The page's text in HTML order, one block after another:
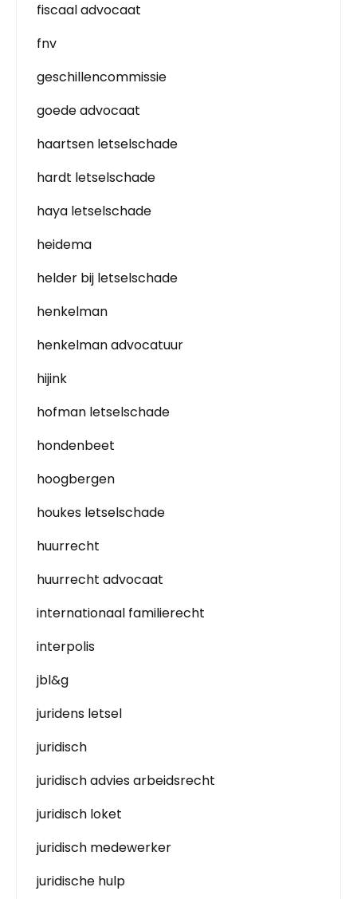
fiscaal advocaat
fnv
geschillencommissie
goede advocaat
haartsen letselschade
hardt letselschade
haya letselschade
heidema
helder bij letselschade
henkelman
henkelman advocatuur
hijink
hofman letselschade
hondenbeet
hoogbergen
houkes letselschade
huurrecht
huurrecht advocaat
internationaal familierecht
interpolis
jbl&g
juridens letsel
juridisch
juridisch advies arbeidsrecht
juridisch loket
juridisch medewerker
juridische hulp